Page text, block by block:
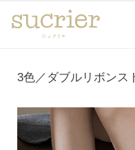
3色／ダブルリボンス